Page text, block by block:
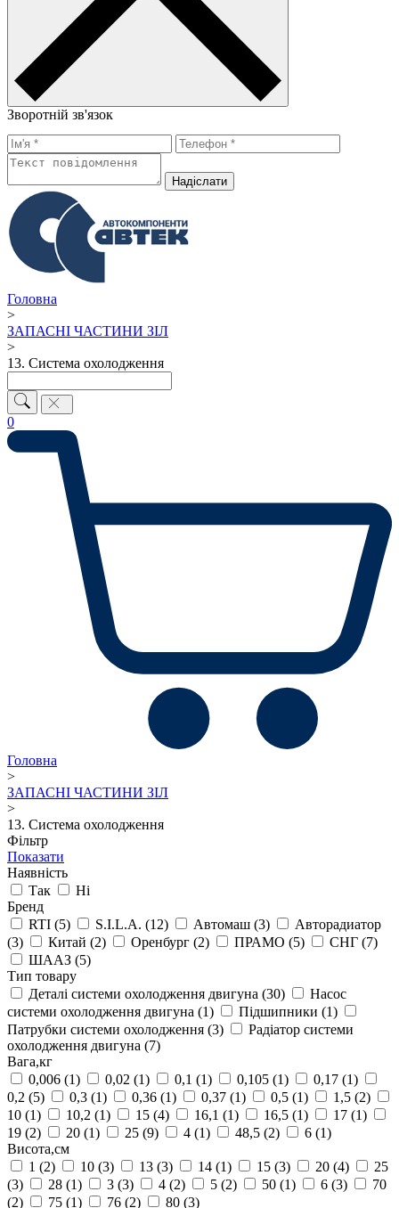
Зворотній зв'язок
Надiслати
Головна
>
ЗАПАСНІ ЧАСТИНИ ЗІЛ
>
13. Система охолодження
0
Головна
>
ЗАПАСНІ ЧАСТИНИ ЗІЛ
>
13. Система охолодження
Фільтр
Показати
Наявність
Так
Ні
Бренд
RTI (5) S.I.L.A. (12) Автомаш (3)
Авторадиатор
(3)
Китай (2) Оренбург (2) ПРАМО (5) СНГ (7)
ШААЗ (5)
Тип товару
Деталі системи охолодження двигуна (30)
Насос
системи охолодження двигуна (1) Підшипники (1)
Патрубки системи охолодження (3)
Радіатор системи
охолодження двигуна (7)
Вага,кг
0,006 (1) 0,02 (1) 0,1 (1) 0,105 (1) 0,17 (1)
0,2 (5) 0,3 (1) 0,36 (1) 0,37 (1) 0,5 (1) 1,5 (2)
10 (1) 10,2 (1) 15 (4) 16,1 (1) 16,5 (1) 17 (1)
19 (2) 20 (1) 25 (9) 4 (1) 48,5 (2) 6 (1)
Висота,см
1 (2) 10 (3) 13 (3) 14 (1) 15 (3) 20 (4)
25
(3)
28 (1) 3 (3) 4 (2) 5 (2) 50 (1) 6 (3)
70
(2)
75 (1) 76 (2) 80 (3)